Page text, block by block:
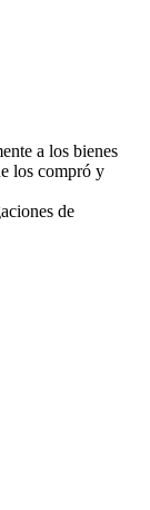
a los bienes
los compró y
de